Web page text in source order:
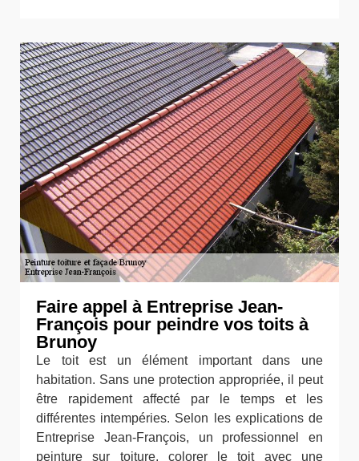
Faire appel à Entreprise Jean-
François pour peindre vos toits à
Brunoy
Le toit est un élément important dans une
habitation. Sans une protection appropriée, il peut
être rapidement affecté par le temps et les
différentes intempéries. Selon les explications de
Entreprise Jean-François, un professionnel en
peinture sur toiture, colorer le toit avec une